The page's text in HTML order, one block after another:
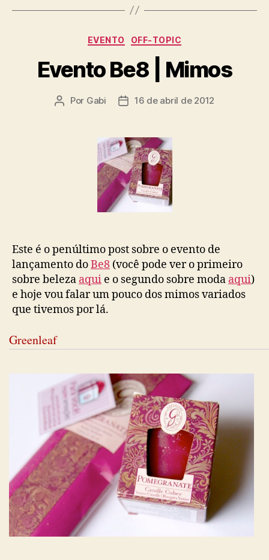
Categorias
EVENTO OFF-TOPIC
Evento Be8 | Mimos
Autor
Por Gabi
Data16 de abril de 2012
Este é o penúltimo post sobre o evento de
lançamento doBe8 (você pode ver o primeiro
sobre beleza aqui e o segundo sobre moda aqui)
e hoje vou falar um pouco dos mimos variados
que tivemos por lá.
Greenleaf